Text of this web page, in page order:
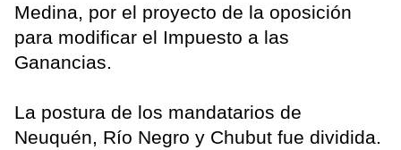
Medina, por el proyecto de la oposición
para modificar el Impuesto a las
Ganancias.
La postura de los mandatarios de
Neuquén, Río Negro y Chubut fue dividida.